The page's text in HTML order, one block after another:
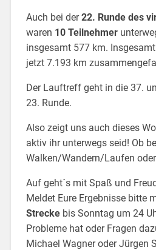
Auch bei der22. Runde des
waren 10 Teilnehmer
insgesamt 577 km.
jetzt 7.193 km
Der Lauftreff geht in die 37.
23. Runde.
Also zeigt uns auch dieses
aktiv ihr unterwegs seid! Ob
Walken/Wandern/Laufen
Auf geht´s mit Spaß und
Meldet Eure Ergebnisse bitte
Streckebis Sonntag um 24
Probleme hat oder Fragen
Michael Wagner oder Jürgen